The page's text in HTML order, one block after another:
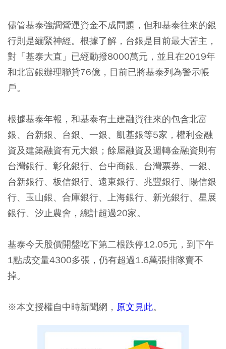
儘管基泰強調營運資金不成問題，但和基泰往來的銀
行則是繃緊神經。根據了解，台銀是目前最大苦主，
對「基泰大直」已經動撥8000萬元，並且在2019年
和北富銀辦理聯貸76億，目前已將基泰列為警示帳
戶。
根據基泰年報，和基泰有土建融資往來的包含北富
銀、台新銀、台銀、一銀、凱基銀等5家，權利金融
資及建築融資有元大銀；餘屋融資及週轉金融資則有
台灣銀行、彰化銀行、台中商銀、台灣票券、一銀、
台新銀行、板信銀行、遠東銀行、兆豐銀行、陽信銀
行、玉山銀、合庫銀行、上海銀行、新光銀行、星展
銀行、汐止農會，總計超過20家。
基泰今天股價開盤吃下第二根跌停12.05元，到下午
1點成交量4300多張，仍有超過1.6萬張排隊賣不
掉。
※本文授權自中時新聞網， 原文見此。